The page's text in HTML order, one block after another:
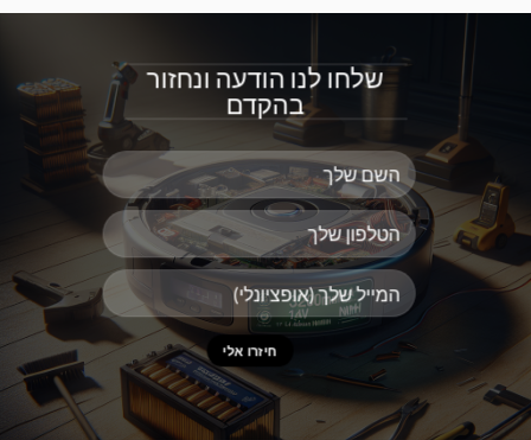
שלחו לנו הודעה ונחזור
בהקדם